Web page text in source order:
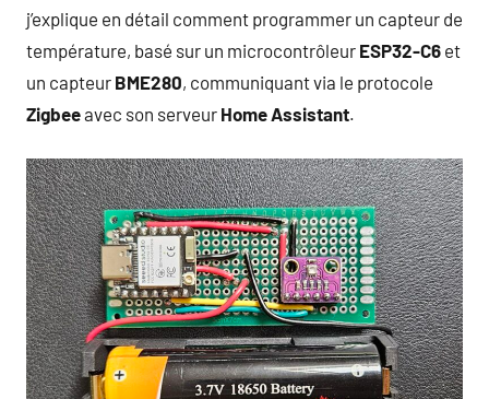
j’explique en détail comment programmer un capteur de
température, basé sur un microcontrôleur ESP32-C6 et
un capteur BME280, communiquant via le protocole
Zigbeeavec son serveur Home Assistant.